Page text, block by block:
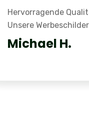
Hervorragende
Unsere
Michael H.